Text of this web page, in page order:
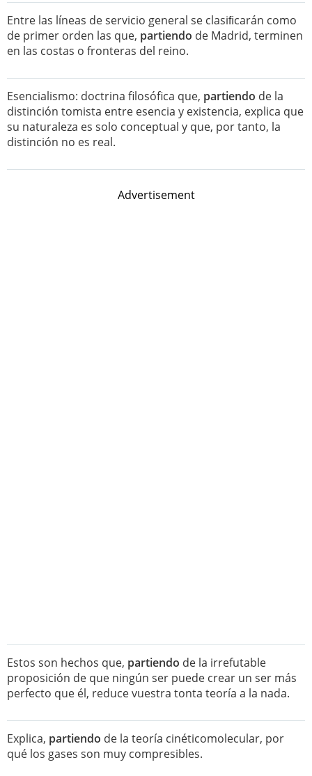
Entre las líneas de servicio general se clasiﬁcarán como
de primer orden las que, partiendo de Madrid, terminen
en las costas o fronteras del reino.
Esencialismo: doctrina filosófica que, partiendo de la
distinción tomista entre esencia y existencia, explica que
su naturaleza es solo conceptual y que, por tanto, la
distinción no es real.
Advertisement
Estos son hechos que, partiendo de la irrefutable
proposición de que ningún ser puede crear un ser más
perfecto que él, reduce vuestra tonta teoría a la nada.
Explica, partiendo de la teoría cinéticomolecular, por
qué los gases son muy compresibles.